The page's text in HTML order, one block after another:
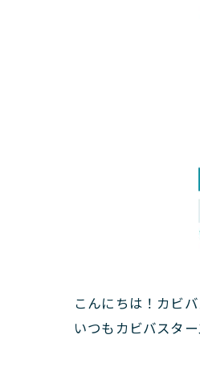
こんにちは！カビ
いつもカビバスタ